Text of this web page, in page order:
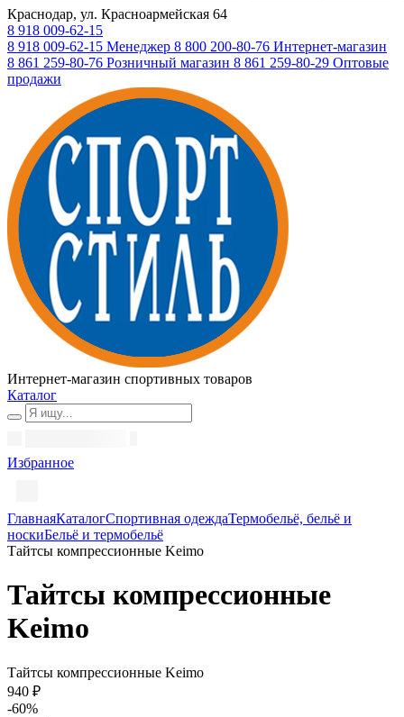
Краснодар, ул. Красноармейская 64
8 918 009-62-15
8 918 009-62-15 Менеджер 8 800 200-80-76 Интернет-магазин
8 861 259-80-76 Розничный магазин 8 861 259-80-29 Оптовые
продажи
Интернет-магазин спортивных товаров
Каталог
Избранное
ГлавнаяКаталогСпортивная одеждаТермобельё, бельё и
носкиБельё и термобельё
Тайтсы компрессионные Keimo
Тайтсы компрессионные
Keimo
Тайтсы компрессионные Keimo
940 ₽
-60%